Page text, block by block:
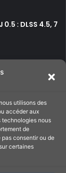
utilisons des
accéder aux
technologies nous
de
consentir ou de
certaines
: DLSS 4.5, 7
coup de main au